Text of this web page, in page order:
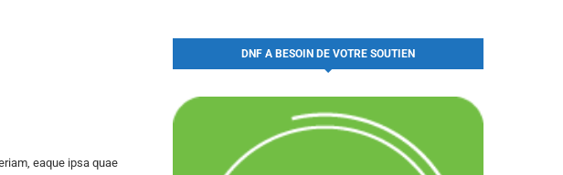
eaque ipsa quae
DNF A BESOIN DE VOTRE SOUTIEN